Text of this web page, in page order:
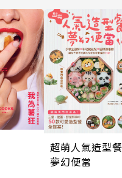
超萌人氣造型
夢幻便當